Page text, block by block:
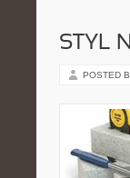
STYL
POSTED